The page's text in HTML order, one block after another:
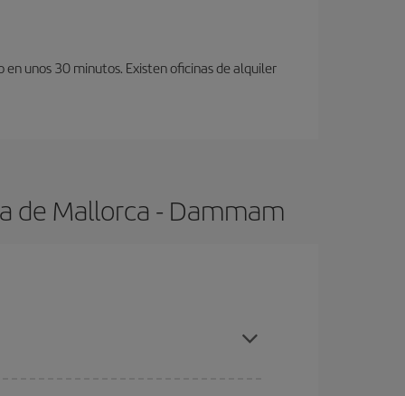
unos 30 minutos. Existen oficinas de alquiler
de Mallorca - Dammam